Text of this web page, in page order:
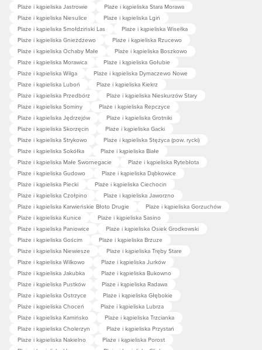
Plaże i kąpieliska Jastrowie
Plaże i kąpieliska Stara Morawa
Plaże i kąpieliska Niesulice
Plaże i kąpieliska Lgiń
Plaże i kąpieliska Smołdziński Las
Plaże i kąpieliska Wisełka
Plaże i kąpieliska Gnieżdżewo
Plaże i kąpieliska Rzucewo
Plaże i kąpieliska Ochaby Małe
Plaże i kąpieliska Boszkowo
Plaże i kąpieliska Morawica
Plaże i kąpieliska Gołubie
Plaże i kąpieliska Wilga
Plaże i kąpieliska Dymaczewo Nowe
Plaże i kąpieliska Luboń
Plaże i kąpieliska Kiekrz
Plaże i kąpieliska Przedbórz
Plaże i kąpieliska Nieskurzów Stary
Plaże i kąpieliska Sominy
Plaże i kąpieliska Repczyce
Plaże i kąpieliska Jędrzejów
Plaże i kąpieliska Grotniki
Plaże i kąpieliska Skorzęcin
Plaże i kąpieliska Gacki
Plaże i kąpieliska Strykowo
Plaże i kąpieliska Stężyca (pow. rycki)
Plaże i kąpieliska Sokółka
Plaże i kąpieliska Białe
Plaże i kąpieliska Małe Swornegacie
Plaże i kąpieliska Rytebłota
Plaże i kąpieliska Gudowo
Plaże i kąpieliska Dąbkowice
Plaże i kąpieliska Piecki
Plaże i kąpieliska Ciechocin
Plaże i kąpieliska Czołpino
Plaże i kąpieliska Jaworzno
Plaże i kąpieliska Karwieńskie Błoto Drugie
Plaże i kąpieliska Gorzuchów
Plaże i kąpieliska Kunice
Plaże i kąpieliska Sasino
Plaże i kąpieliska Paniowice
Plaże i kąpieliska Osiek Grodkowski
Plaże i kąpieliska Gościm
Plaże i kąpieliska Brzuze
Plaże i kąpieliska Niewiesze
Plaże i kąpieliska Tręby Stare
Plaże i kąpieliska Wilkowo
Plaże i kąpieliska Jurków
Plaże i kąpieliska Jakubka
Plaże i kąpieliska Bukowno
Plaże i kąpieliska Pustków
Plaże i kąpieliska Radawa
Plaże i kąpieliska Ostrzyce
Plaże i kąpieliska Głębokie
Plaże i kąpieliska Choceń
Plaże i kąpieliska Lubrza
Plaże i kąpieliska Kamińsko
Plaże i kąpieliska Trzcianka
Plaże i kąpieliska Cholerzyn
Plaże i kąpieliska Przystań
Plaże i kąpieliska Nakielno
Plaże i kąpieliska Porost